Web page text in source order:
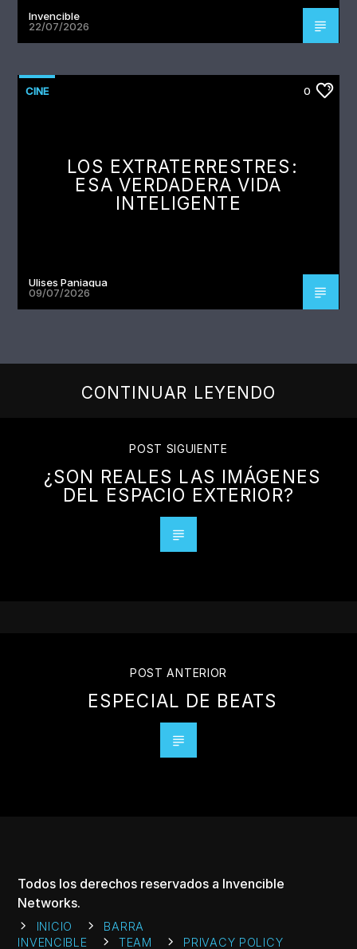
Invencible
22/07/2026
CINE 0
LOS EXTRATERRESTRES:
ESA VERDADERA VIDA
INTELIGENTE
Ulises Paniagua
09/07/2026
CONTINUAR LEYENDO
POST SIGUIENTE
¿SON REALES LAS IMÁGENES
DEL ESPACIO EXTERIOR?
POST ANTERIOR
ESPECIAL DE BEATS
Todos los derechos reservados a Invencible
Networks.
INICIO
BARRA
INVENCIBLE
TEAM PRIVACY POLICY